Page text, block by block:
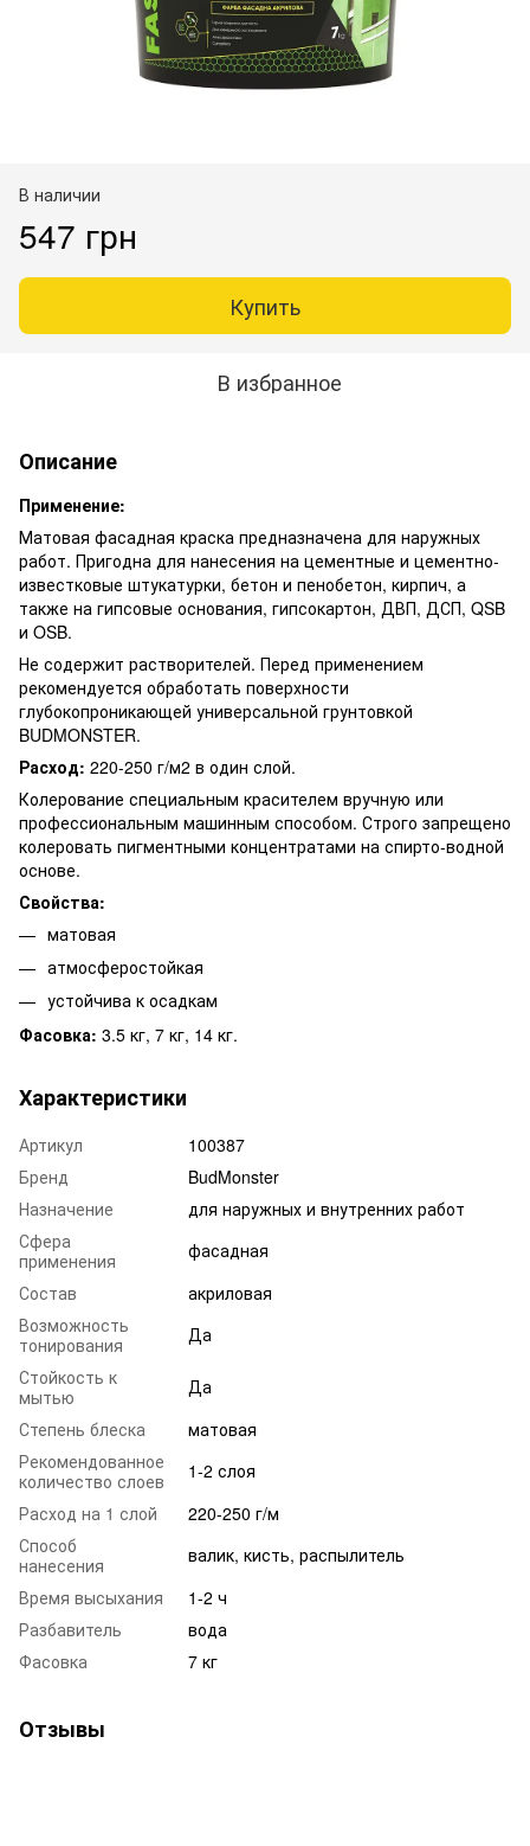
В наличии
547 грн
Купить
В избранное
Описание
Применение:
Матовая фасадная краска предназначена для наружных
работ. Пригодна для нанесения на цементные и цементно-
известковые штукатурки, бетон и пенобетон, кирпич, а
также на гипсовые основания, гипсокартон, ДВП, ДСП, QSB
и OSB.
Не содержит растворителей. Перед применением
рекомендуется обработать поверхности
глубокопроникающей универсальной грунтовкой
BUDMONSTER.
Расход: 220-250 г/м2 в один слой.
Колерование специальным красителем вручную или
профессиональным машинным способом. Строго запрещено
колеровать пигментными концентратами на спирто-водной
основе.
Свойства:
матовая
атмосферостойкая
устойчива к осадкам
Фасовка: 3.5 кг, 7 кг, 14 кг.
Характеристики
Артикул
100387
Бренд
BudMonster
Назначение
для наружных и внутренних работ
Сфера
применения
фасадная
Состав
акриловая
Возможность
тонирования
Да
Стойкость к
мытью
Да
Степень блеска
матовая
Рекомендованное
количество слоев
1-2 слоя
Расход на 1 слой
220-250 г/м
Способ
нанесения
валик, кисть, распылитель
Время высыхания
1-2 ч
Разбавитель
вода
Фасовка
7 кг
Отзывы